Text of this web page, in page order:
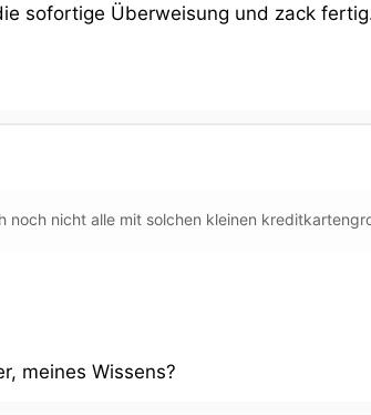
sofortige Überweisung und zack
noch nicht alle mit solchen kleinen
meines Wissens?